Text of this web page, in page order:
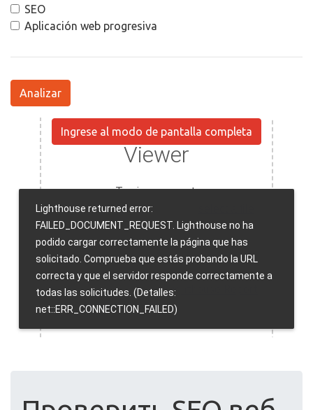
SEO
Aplicación web progresiva
Analizar
Ingrese al modo de pantalla completa